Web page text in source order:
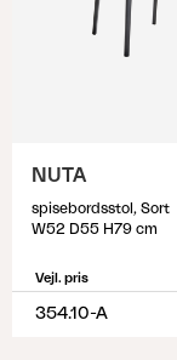
NUTA
spisebordsstol, Sort
W52 D55 H79 cm
Vejl. pris
354.10-A